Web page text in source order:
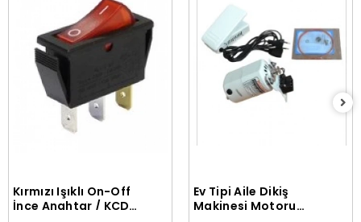
Sepete Ekle
Kırmızı Işıklı On-Off
İnce Anahtar / KCD-
Sepete Ekle
Ev Tipi Aile Dikiş
Makinesi Motoru